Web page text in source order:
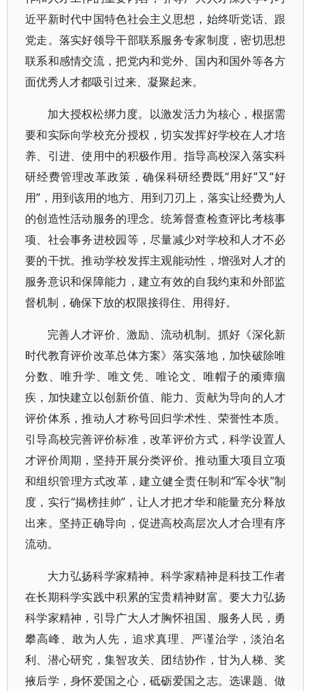
近平新时代中国特色社会主义思想，始终听党话、跟
党走。落实好领导干部联系服务专家制度，密切思想
联系和感情交流，把党内和党外、国内和国外等各方
面优秀人才都吸引过来、凝聚起来。
加大授权松绑力度。以激发活力为核心，根据需
要和实际向学校充分授权，切实发挥好学校在人才培
养、引进、使用中的积极作用。指导高校深入落实科
研经费管理改革政策，确保科研经费既“用好”又“好
用”，用到该用的地方、用到刀刃上，落实让经费为人
的创造性活动服务的理念。统筹督查检查评比考核事
项、社会事务进校园等，尽量减少对学校和人才不必
要的干扰。推动学校发挥主观能动性，增强对人才的
服务意识和保障能力，建立有效的自我约束和外部监
督机制，确保下放的权限接得住、用得好。
完善人才评价、激励、流动机制。抓好《深化新
时代教育评价改革总体方案》落实落地，加快破除唯
分数、唯升学、唯文凭、唯论文、唯帽子的顽瘴痼
疾，加快建立以创新价值、能力、贡献为导向的人才
评价体系，推动人才称号回归学术性、荣誉性本质。
引导高校完善评价标准，改革评价方式，科学设置人
才评价周期，坚持开展分类评价。推动重大项目立项
和组织管理方式改革，建立健全责任制和“军令状”制
度，实行“揭榜挂帅”，让人才把才华和能量充分释放
出来。坚持正确导向，促进高校高层次人才合理有序
流动。
大力弘扬科学家精神。科学家精神是科技工作者
在长期科学实践中积累的宝贵精神财富。要大力弘扬
科学家精神，引导广大人才胸怀祖国、服务人民，勇
攀高峰、敢为人先，追求真理、严谨治学，淡泊名
利、潜心研究，集智攻关、团结协作，甘为人梯、奖
掖后学，身怀爱国之心，砥砺爱国之志。选课题、做